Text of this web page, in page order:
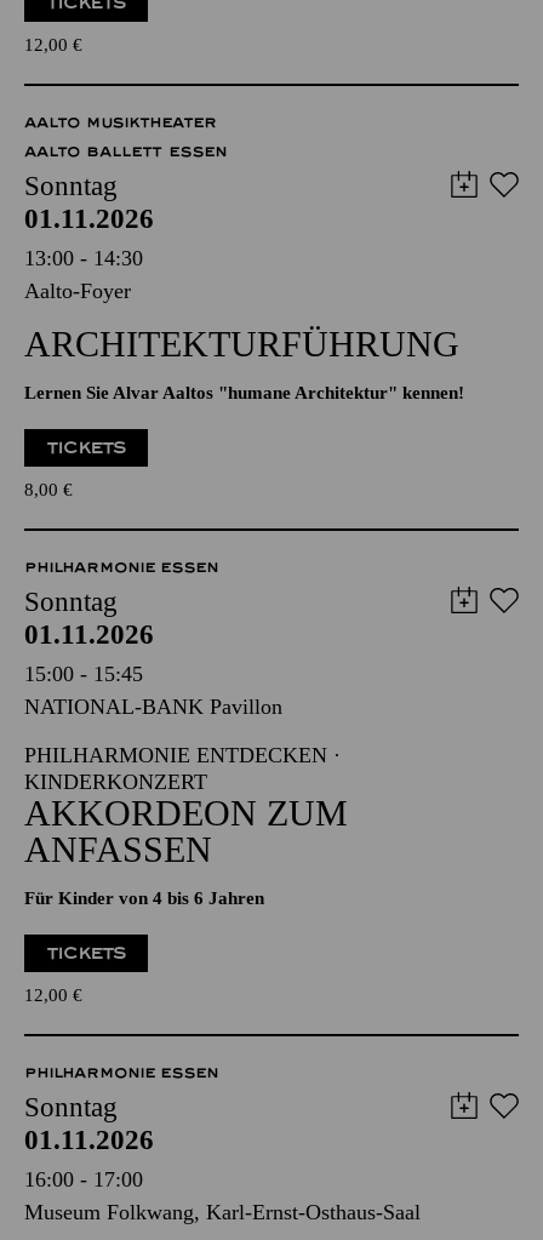
Für Kinder von 4 bis 6 Jahren
12,00€
AALTO MUSIKTHEATER
AALTO BALLETT ESSEN
Sonntag
01.11.2026
13:00 - 14:30
Lernen Sie Alvar Aaltos "humane Architektur" kennen!
8,00 €
PHILHARMONIE ESSEN
Sonntag
01.11.2026
15:00 - 15:45
NATIONAL-BANK Pavillon
PHILHARMONIE ENTDECKEN ·
KINDERKONZERT
AKKORDEON ZUM
Für Kinder von 4 bis 6 Jahren
12,00€
PHILHARMONIE ESSEN
Sonntag
01.11.2026